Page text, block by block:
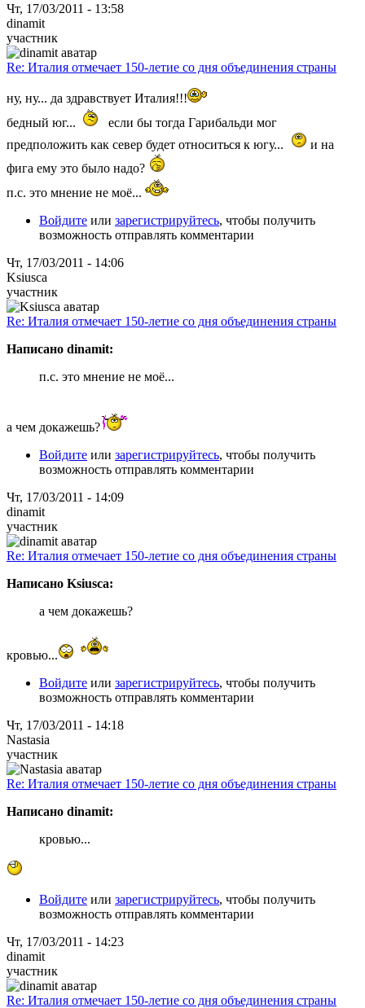
Чт, 17/03/2011 - 13:58
dinamit
участник
Re: Италия отмечает 150-летие со дня объединения страны
ну, ну... да здравствует Италия!!!
бедный юг...
если бы тогда Гарибальди мог
предположить как север будет относиться к югу...
и на
фига ему это было надо?
п.с. это мнение не моё...
Войдите или зарегистрируйтесь, чтобы получить
возможность отправлять комментарии
Чт, 17/03/2011 - 14:06
Ksiusca
участник
Re: Италия отмечает 150-летие со дня объединения страны
Написано dinamit:
п.с. это мнение не моё...
а чем докажешь?
Войдите или зарегистрируйтесь, чтобы получить
возможность отправлять комментарии
Чт, 17/03/2011 - 14:09
dinamit
участник
Re: Италия отмечает 150-летие со дня объединения страны
Написано Ksiusca:
а чем докажешь?
кровью...
Войдите или зарегистрируйтесь, чтобы получить
возможность отправлять комментарии
Чт, 17/03/2011 - 14:18
Nastasia
участник
Re: Италия отмечает 150-летие со дня объединения страны
Написано dinamit:
кровью...
Войдите или зарегистрируйтесь, чтобы получить
возможность отправлять комментарии
Чт, 17/03/2011 - 14:23
dinamit
участник
Re: Италия отмечает 150-летие со дня объединения страны